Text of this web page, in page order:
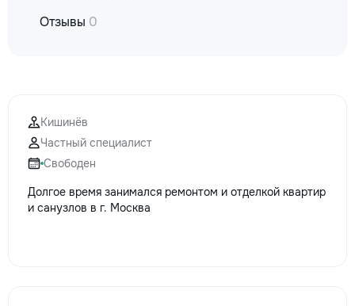
Отзывы 0
Кишинёв
Частный специалист
Свободен
Долгое время занимался ремонтом и отделкой квартир
и санузлов в г. Москва